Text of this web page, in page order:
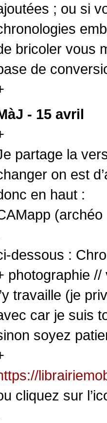
; ou si
bricoler vous
de
- 15 avril
partage la
on est
en haut :
(archéo
dessous :
photographie //
travaille (je
car je suis
soyez
cliquez sur